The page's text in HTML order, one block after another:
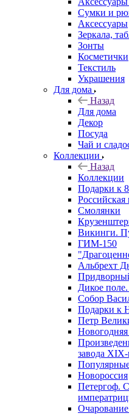
Сумки и
Аксессуары
Зеркала,
Зонты
Косметички
Текстиль
Украшения
Для дома
Назад
Для дома
Декор
Посуда
Чай и
Коллекции
Назад
Коллекции
Подарки к
Смолянки
Викинги.
ГИМ-150
Альбрехт
Дикое
Собор
Подарки к
Петр
завода
Новороссия
Петергоф.